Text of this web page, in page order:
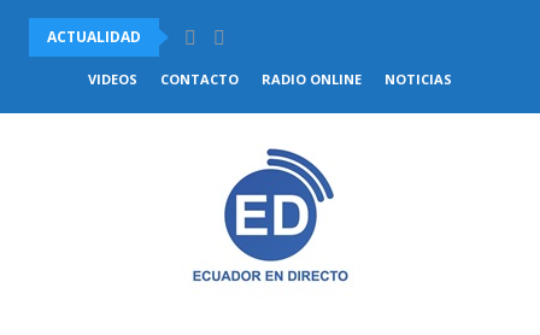
ACTUALIDAD
VENEZUELA Y CHILE ACUERDAN COMENZAR EL RESTABLECIMIENTO
VIDEOS CONTACTO RADIO ONLINE NOTICIAS